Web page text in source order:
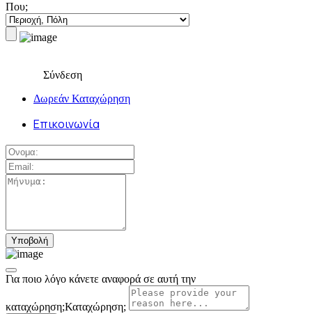
Που;
Σύνδεση
Δωρεάν Καταχώρηση
Επικοινωνία
Για ποιο λόγο κάνετε αναφορά σε αυτή την
καταχώρηση;Καταχώρηση;